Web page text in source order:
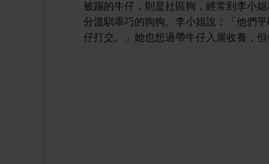
被踢的牛仔，則是社區狗，經常到李小
分溫馴乖巧的狗狗。李小姐說：「他們
仔打交。」她也想過帶牛仔入屋收養，